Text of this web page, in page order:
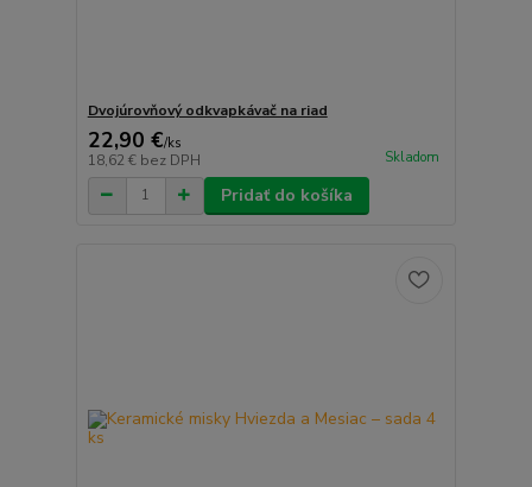
Dvojúrovňový odkvapkávač na riad
22,90 €/ks
18,62 € bez DPH Skladom
Pridať do košíka